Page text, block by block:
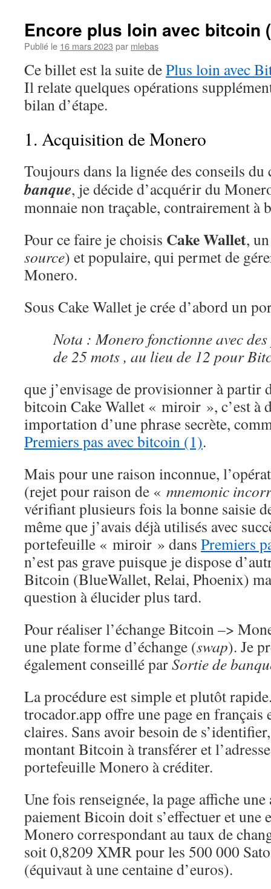
Encore plus loin avec bitcoin
Publié le 16 mars 2023 par mlebas
Ce billet est la suite dePlus loin avec
Il relate quelques opérations
bilan d’étape.
1. Acquisition de Monero
Toujours dans la lignée des conseils
banque, je décide d’acquérir du
monnaie non traçable, contrairement à
Pour ce faire je choisis Cake Wallet,
source) et populaire, qui permet de
Monero.
Sous Cake Wallet je crée d’abord un
Nota : Monero fonctionne avec des
de 25 mots , au lieu de 12 pour
que j’envisage de provisionner à partir
bitcoin Cake Wallet « miroir », c’est à
importation d’une phrase secrète,
Premiers pas avec bitcoin (1).
Mais pour une raison inconnue,
(rejet pour raison de « mnemonic
vérifiant plusieurs fois la bonne saisie
même que j’avais déjà utilisés avec
portefeuille « miroir » dans Premiers
n’est pas grave puisque je dispose
Bitcoin (BlueWallet, Relai, Phoenix)
question à élucider plus tard.
Pour réaliser l’échange Bitcoin –>
une plate forme d’échange (swap). Je
également conseillé parSortie de
La procédure est simple et plutôt
trocador.app offre une page en
claires. Sans avoir besoin de
montant Bitcoin à transférer et
portefeuille Monero à créditer.
Une fois renseignée, la page affiche
paiement Bicoin doit s’effectuer et une
Monero correspondant au taux de
soit 0,8209 XMR pour les 500 000
(équivaut à une centaine d’euros).